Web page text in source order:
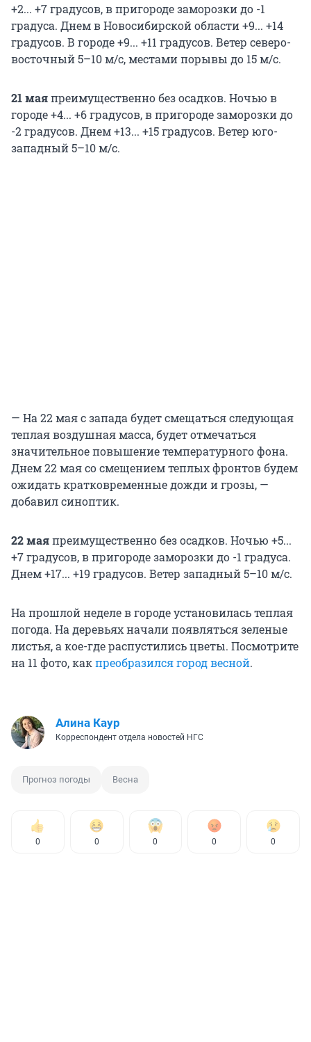
+2... +7 градусов, в пригороде заморозки до -1
градуса. Днем в Новосибирской области +9... +14
градусов. В городе +9... +11 градусов. Ветер северо-
восточный 5–10 м/с, местами порывы до 15 м/с.
21 маяпреимущественно без осадков. Ночью в
городе +4... +6 градусов, в пригороде заморозки до
-2 градусов. Днем +13... +15 градусов. Ветер юго-
западный 5–10 м/с.
— На 22 мая с запада будет смещаться следующая
теплая воздушная масса, будет отмечаться
значительное повышение температурного фона.
Днем 22 мая со смещением теплых фронтов будем
ожидать кратковременные дожди и грозы, —
добавил синоптик.
22 маяпреимущественно без осадков. Ночью +5...
+7 градусов, в пригороде заморозки до -1 градуса.
Днем +17... +19 градусов. Ветер западный 5–10 м/с.
На прошлой неделе в городе установилась теплая
погода. На деревьях начали появляться зеленые
листья, а кое-где распустились цветы. Посмотрите
на 11 фото, какпреобразился город весной.
Алина Каур
Корреспондент отдела новостей НГС
Прогноз погоды Весна
0 0 0 0 0